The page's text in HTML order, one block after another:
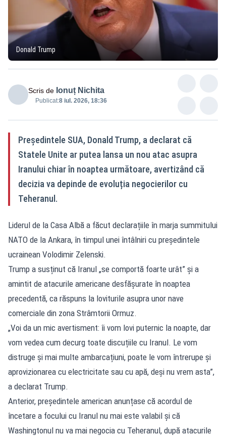
Donald Trump
Scris de Ionuț Nichita
Publicat:8 iul. 2026, 18:36
Președintele SUA, Donald Trump, a declarat că
Statele Unite ar putea lansa un nou atac asupra
Iranului chiar în noaptea următoare, avertizând că
decizia va depinde de evoluția negocierilor cu
Teheranul.
Liderul de la Casa Albă a făcut declarațiile în marja summitului
NATO de la Ankara, în timpul unei întâlniri cu președintele
ucrainean Volodimir Zelenski.
Trump a susținut că Iranul „se comportă foarte urât” și a
amintit de atacurile americane desfășurate în noaptea
precedentă, ca răspuns la loviturile asupra unor nave
comerciale din zona Strâmtorii Ormuz.
„Voi da un mic avertisment: îi vom lovi puternic la noapte, dar
vom vedea cum decurg toate discuțiile cu Iranul. Le vom
distruge și mai multe ambarcațiuni, poate le vom întrerupe și
aprovizionarea cu electricitate sau cu apă, deși nu vrem asta”,
a declarat Trump.
Anterior, președintele american anunțase că acordul de
încetare a focului cu Iranul nu mai este valabil și că
Washingtonul nu va mai negocia cu Teheranul, după atacurile